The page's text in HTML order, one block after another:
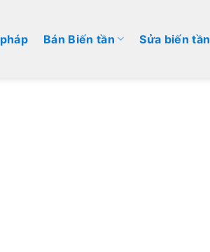
Bán Biến tần Sửa biến tần